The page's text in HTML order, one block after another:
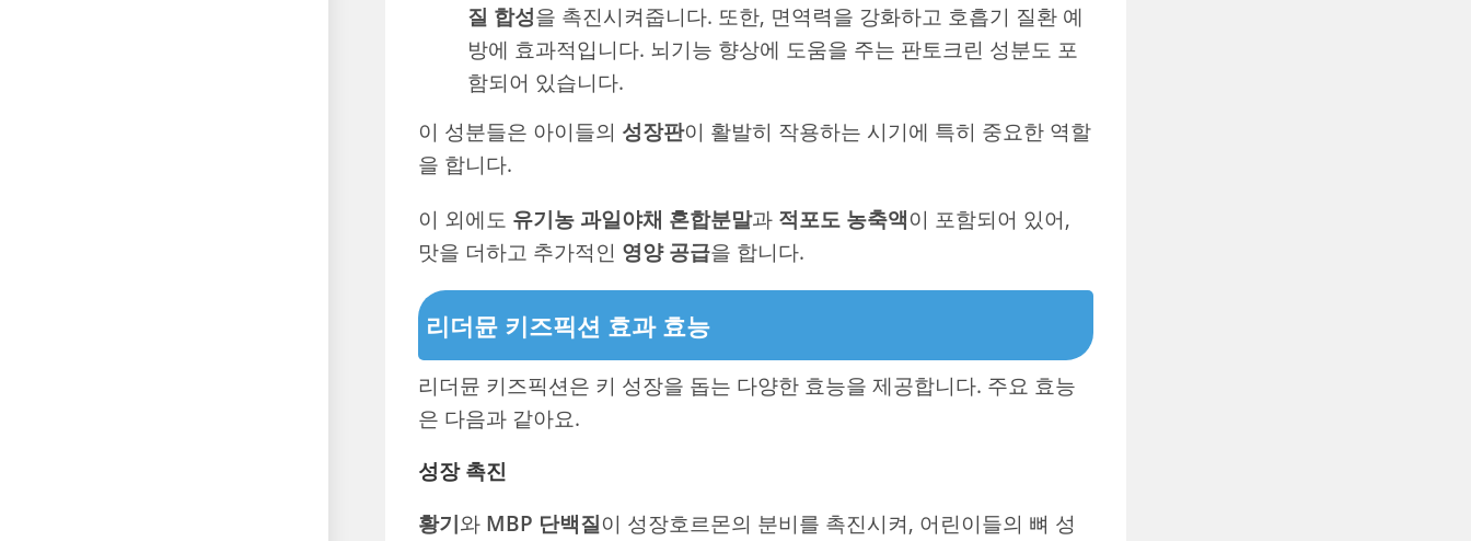
질 합성을 촉진시켜줍니다. 또한, 면역력을 강화하고 호흡기 질환 예
방에 효과적입니다. 뇌기능 향상에 도움을 주는 판토크린 성분도 포
함되어 있습니다.
이 성분들은 아이들의 성장판이 활발히 작용하는 시기에 특히 중요한 역할
을 합니다.
이 외에도 유기농 과일야채 혼합분말과 적포도 농축액이 포함되어 있어,
맛을 더하고 추가적인 영양 공급을 합니다.
리더뮨 키즈픽션 효과 효능
리더뮨 키즈픽션은 키 성장을 돕는 다양한 효능을 제공합니다. 주요 효능
은 다음과 같아요.
성장 촉진
황기와 MBP 단백질이 성장호르몬의 분비를 촉진시켜, 어린이들의 뼈 성